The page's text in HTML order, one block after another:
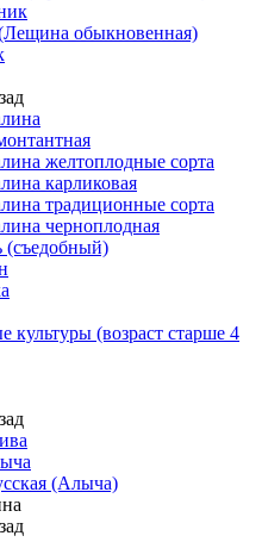
обыкновенная)
желтоплодные сорта
карликовая
традиционные сорта
черноплодная
культуры (возраст старше 4
(Алыча)